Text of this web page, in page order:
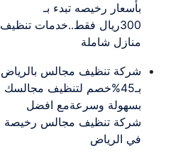
بأسعار رخيصه تبدء بـ
300ريال فقط..خدمات تنظيف
منازل شاملة
شركة تنظيف مجالس بالرياض
بـ45%خصم لتنظيف مجالسك
بسهولة وسرعةمع افضل
شركة تنظيف مجالس رخيصة
في الرياض